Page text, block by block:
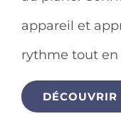
appareil et
rythme tout en